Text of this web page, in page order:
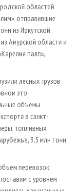
областей
отправившие
из Иркутской
Амурской области и
палп»,
лесных грузов
это
объемы
в санкт-
топливных
3,5 млн тонн
перевозок
с уровнем